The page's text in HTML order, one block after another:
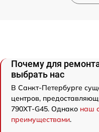
Почему для
выбрать нас
В Санкт-Петербурге
центров,
790XT-G45. Однако наш
преимуществами.